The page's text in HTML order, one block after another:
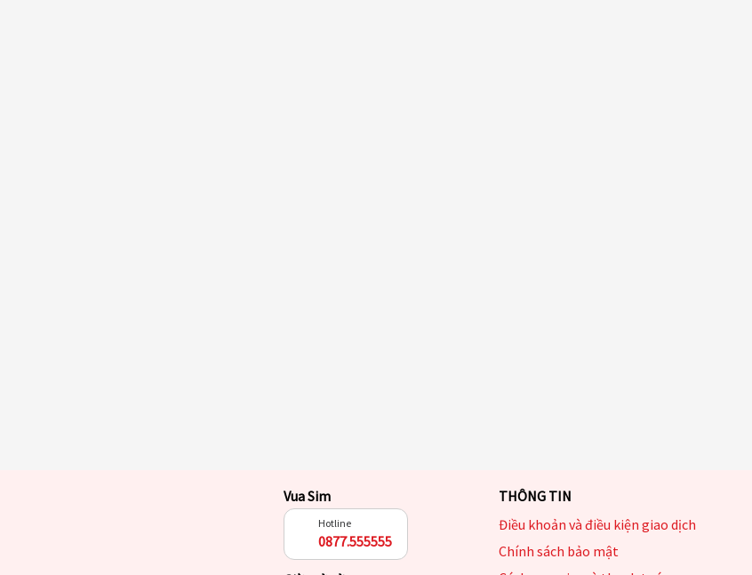
Vua Sim
Hotline
0877.555555
THÔNG TIN
Điều khoản và điều kiện giao dịch
Chính sách bảo mật